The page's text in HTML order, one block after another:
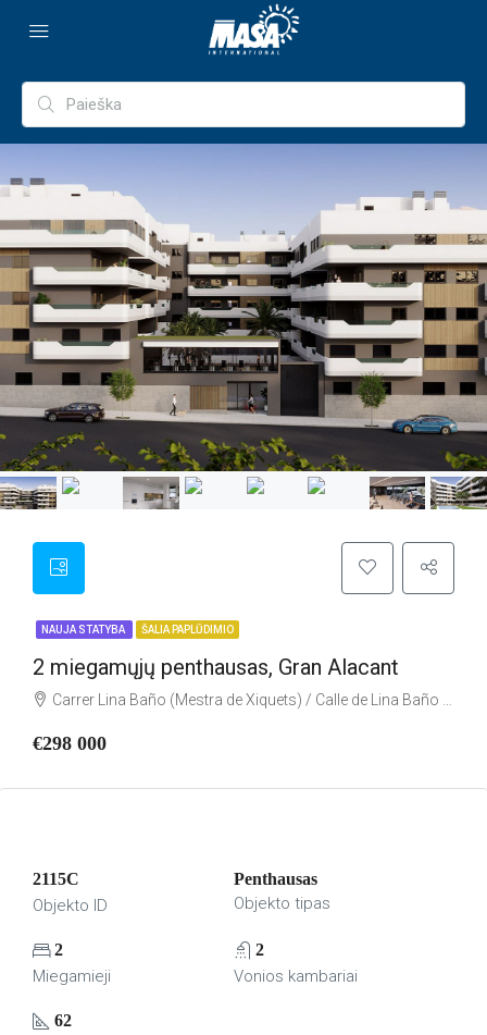
NAUJA STATYBA ŠALIA PAPLŪDIMIO
2 miegamųjų penthausas, Gran Alacant
Carrer Lina Baño (Mestra de Xiquets) / Calle de Lina Baño (Maestra de Niños), Santa Pola, el Baix Vinalopó, Alacant / Alicante, Comunitat Valenciana, 03130, España
€298 000
2115C
Objekto ID
Penthausas
Objekto tipas
2
Miegamieji
2
Vonios kambariai
62